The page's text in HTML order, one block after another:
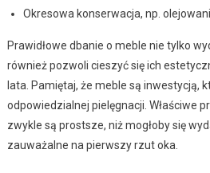
Okresowa konserwacja, np.
Prawidłowe dbanie o meble nie tylko
również pozwoli cieszyć się ich
lata. Pamiętaj, że meble są inwestycją,
odpowiedzialnej pielęgnacji. Właściwe
zwykle są prostsze, niż mogłoby się
zauważalne na pierwszy rzut oka.